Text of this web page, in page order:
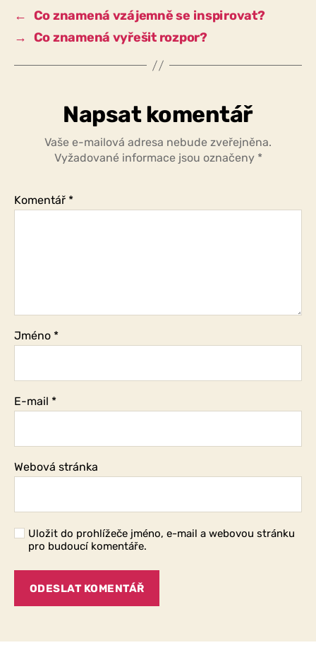
← Co znamená vzájemně se inspirovat?
→ Co znamená vyřešit rozpor?
Napsat komentář
Vaše e-mailová adresa nebude zveřejněna.
Vyžadované informace jsou označeny *
Komentář *
Jméno *
E-mail *
Webová stránka
Uložit do prohlížeče jméno, e-mail a webovou stránku
pro budoucí komentáře.